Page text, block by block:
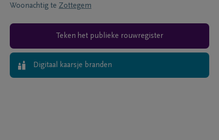
Woonachtig te Zottegem
Teken het publieke rouwregister
Digitaal kaarsje branden